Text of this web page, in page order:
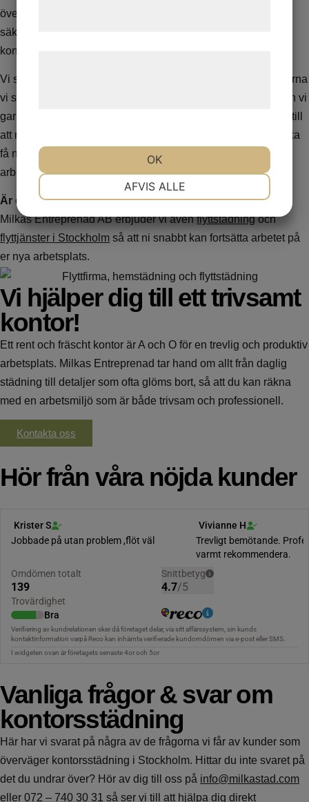
över att kunna leverera högkvalitativa resultat. För att
säkerställa att städningen alltid håller måttet jobbar vi
kontinuerligt med uppföljningar av vårt arbete.
Vi ser även till att utbilda våra nya städare i de bästa teknikerna
vi samlat på oss under våra 25 år i branschen. På så sätt kan vi
garantera ett riktigt bra resultat, varje gång. Dessutom ser vi till
att ni får samma städare, i den mån det är möjligt, för att ni ska
få någon som har god förståelse för era rutiner och er
arbetsplats.
Är det dags att byta kontor?Vi hjälper er hela vägen! På
Milkas Entreprenad AB erbjuder vi ävenflyttstädningoch
flyttjänster i Stockholm så att ni snabbt kan fortsätta arbetet på
er nya arbetsplats.
Vi hjälper dig till ett trivsamt
kontor!
Ett rent och fräscht kontor är A och O för en trevlig och produktiv
arbetsplats. Milkas Entreprenad tar hand om allt från daglig
städning till detaljer som ofta glöms bort, så att du kan räkna
med en arbetsmiljö som är både trivsam och professionell.
Kontakta oss
Hör från våra nöjda kunder
Vanliga frågor & svar om
kontorsstädning
Här har vi svarat på några av de frågorna vi får av kunder som
överväger kontorsstädning i Stockholm. Hittar du inte svaret på
det du undrar över? Hör av dig till oss på info@milkastad.com
eller 072 – 740 30 31 så ser vi till att hjälpa dig direkt
STATISTIK
AFVIS ALLE
OK